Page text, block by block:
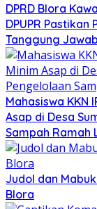
DPRD Blora
DPUPR
Tanggung
Mahasiswa KKN
Asap di Desa
Sampah Ramah
Judol dan
Blora